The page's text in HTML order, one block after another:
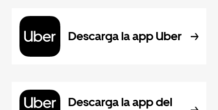
Descarga la app Uber
Descarga la app del